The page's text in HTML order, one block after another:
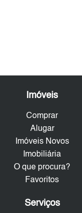
Imóveis
Comprar
Alugar
Imóveis Novos
Imobiliária
O que procura?
Favoritos
Serviços